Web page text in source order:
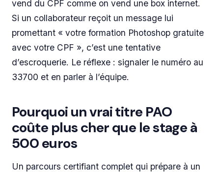
vend du CPF comme on vend une box internet.
Si un collaborateur reçoit un message lui
promettant « votre formation Photoshop gratuite
avec votre CPF », c’est une tentative
d’escroquerie. Le réflexe : signaler le numéro au
33700 et en parler à l’équipe.
Pourquoi un vrai titre PAO
coûte plus cher que le stage à
500 euros
Un parcours certifiant complet qui prépare à un